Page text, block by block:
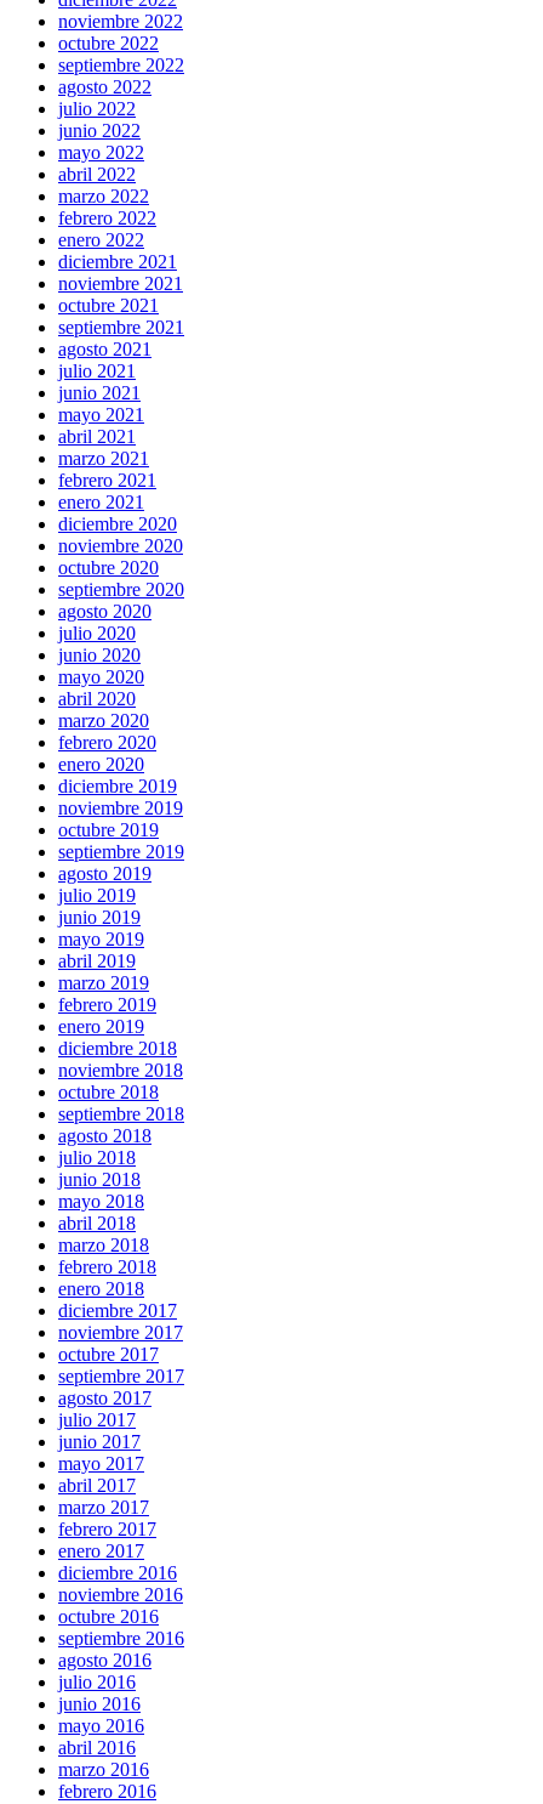
noviembre 2022
octubre 2022
septiembre 2022
agosto 2022
julio 2022
junio 2022
mayo 2022
abril 2022
marzo 2022
febrero 2022
enero 2022
diciembre 2021
noviembre 2021
octubre 2021
septiembre 2021
agosto 2021
julio 2021
junio 2021
mayo 2021
abril 2021
marzo 2021
febrero 2021
enero 2021
diciembre 2020
noviembre 2020
octubre 2020
septiembre 2020
agosto 2020
julio 2020
junio 2020
mayo 2020
abril 2020
marzo 2020
febrero 2020
enero 2020
diciembre 2019
noviembre 2019
octubre 2019
septiembre 2019
agosto 2019
julio 2019
junio 2019
mayo 2019
abril 2019
marzo 2019
febrero 2019
enero 2019
diciembre 2018
noviembre 2018
octubre 2018
septiembre 2018
agosto 2018
julio 2018
junio 2018
mayo 2018
abril 2018
marzo 2018
febrero 2018
enero 2018
diciembre 2017
noviembre 2017
octubre 2017
septiembre 2017
agosto 2017
julio 2017
junio 2017
mayo 2017
abril 2017
marzo 2017
febrero 2017
enero 2017
diciembre 2016
noviembre 2016
octubre 2016
septiembre 2016
agosto 2016
julio 2016
junio 2016
mayo 2016
abril 2016
marzo 2016
febrero 2016